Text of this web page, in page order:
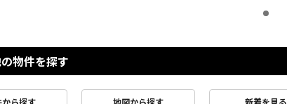
物件を探す
から探す 地図から探す 新着を見る